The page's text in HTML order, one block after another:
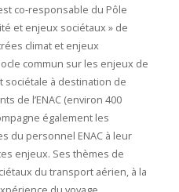
co-responsable du Pôle
et enjeux sociétaux » de
climat et enjeux
commun sur les enjeux de
à destination de
de l’ENAC (environ 400
également les
du personnel ENAC à leur
enjeux. Ses thèmes de
du transport aérien, à la